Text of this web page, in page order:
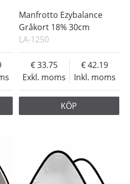
Manfrotto Ezybalance
Gråkort 18% 30cm
LA-1250
Exkl. moms
33.75
Inkl. moms
42.19
KÖP